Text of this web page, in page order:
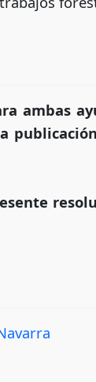
ambas